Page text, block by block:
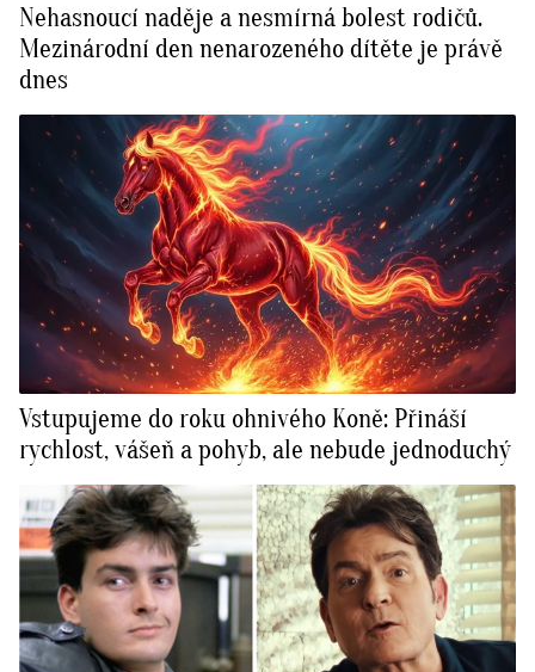
Nehasnoucí naděje a nesmírná bolest rodičů.
Mezinárodní den nenarozeného dítěte je právě
dnes
Vstupujeme do roku ohnivého Koně: Přináší
rychlost, vášeň a pohyb, ale nebude jednoduchý